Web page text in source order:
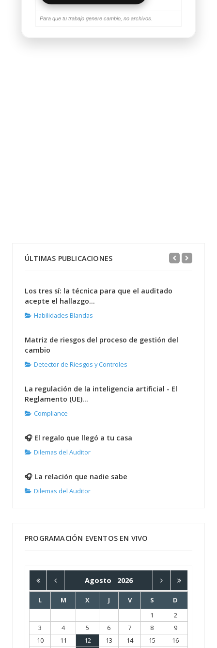
Para que tu trabajo genere cambio, no archivos.
ÚLTIMAS PUBLICACIONES
Los tres sí: la técnica para que el auditado
acepte el hallazgo...
Habilidades Blandas
Matriz de riesgos del proceso de gestión del
cambio
Detector de Riesgos y Controles
La regulación de la inteligencia artificial - El
Reglamento (UE)...
Compliance
🎧 El regalo que llegó a tu casa
Dilemas del Auditor
🎧 La relación que nadie sabe
Dilemas del Auditor
PROGRAMACIÓN EVENTOS EN VIVO
Agosto 2026
L M X J V S
D
1
2
3
4 5 6 7 8
9
10
11 12 13 14 15
16